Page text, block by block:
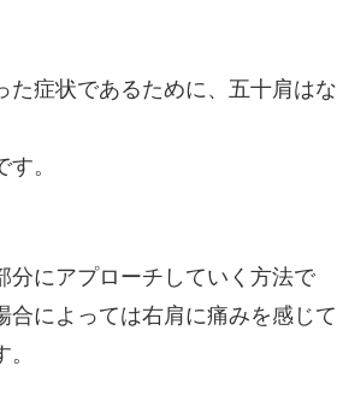
症状であるために、五十肩はな
。
分にアプローチしていく方法で
によっては右肩に痛みを感じて